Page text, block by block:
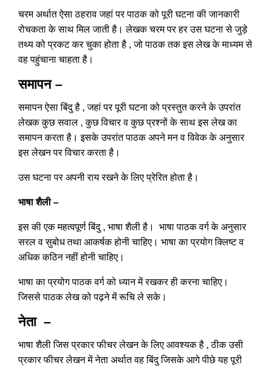
चरम अर्थात ऐसा ठहराव जहां पर पाठक को पूरी घटना की जानकारी
रोचकता के साथ मिल जाती है। लेखक चरम पर हर उस घटना से जुड़े
तथ्य को प्रकट कर चुका होता है , जो पाठक तक इस लेख के माध्यम से
वह पहुंचाना चाहता है।
समापन –
समापन ऐसा बिंदु है , जहां पर पूरी घटना को प्रस्तुत करने के उपरांत
लेखक कुछ सवाल , कुछ विचार व कुछ प्रश्नों के साथ इस लेख का
समापन करता है। इसके उपरांत पाठक अपने मन व विवेक के अनुसार
इस लेखन पर विचार करता है।
उस घटना पर अपनी राय रखने के लिए प्रेरित होता है।
भाषा शैली –
इस की एक महत्वपूर्ण बिंदु , भाषा शैली है। भाषा पाठक वर्ग के अनुसार
सरल व सुबोध तथा आकर्षक होनी चाहिए। भाषा का प्रयोग क्लिष्ट व
अधिक कठिन नहीं होनी चाहिए।
भाषा का प्रयोग पाठक वर्ग को ध्यान में रखकर ही करना चाहिए।
जिससे पाठक लेख को पढ़ने में रूचि ले सके।
नेता–
भाषा शैली जिस प्रकार फीचर लेखन के लिए आवश्यक है , ठीक उसी
प्रकार फीचर लेखन में नेता अर्थात वह बिंदु जिसके आगे पीछे यह पूरी